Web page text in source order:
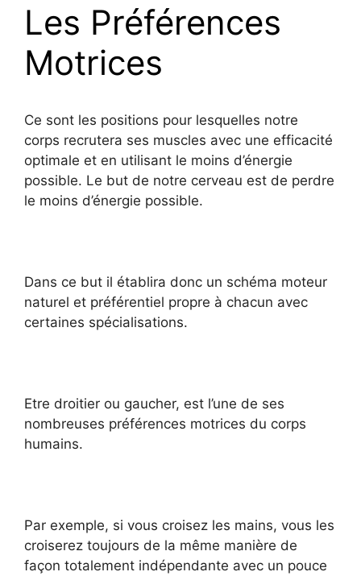
Les Préférences
Motrices
Ce sont les positions pour lesquelles notre
corps recrutera ses muscles avec une efficacité
optimale et en utilisant le moins d’énergie
possible. Le but de notre cerveau est de perdre
le moins d’énergie possible.
Dans ce but il établira donc un schéma moteur
naturel et préférentiel propre à chacun avec
certaines spécialisations.
Etre droitier ou gaucher, est l’une de ses
nombreuses préférences motrices du corps
humains.
Par exemple, si vous croisez les mains, vous les
croiserez toujours de la même manière de
façon totalement indépendante avec un pouce